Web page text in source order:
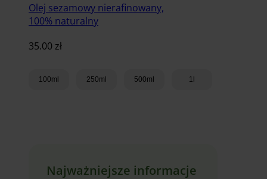
Olej sezamowy nierafinowany,
100% naturalny
35.00 zł
100ml 250ml 500ml 1l
Najważniejsze informacje